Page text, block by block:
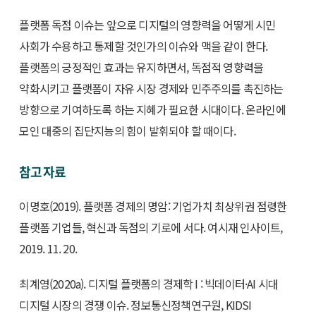
플랫폼 독점 이슈는 앞으로 디지털의 영향력을 어떻게 시민
사회가 수용하고 통제할 것인가의 이슈와 맥을 같이 한다.
플랫폼의 긍정적인 효과는 유지하면서, 독점적 영향력을
약화시키고 플랫폼이 자유 시장 경제와 민주주의를 촉진하는
방향으로 기여하도록 하는 지혜가 필요한 시대이다. 온라인에
모인 대중의 집단지능의 힘이 발휘되야 할 때이다.
참고 자료
이명호(2019). 플랫폼 경제의 명암: 기업가치 최상위권 점령한
플랫폼 기업들, 혁신과 독점의 기로에 서다. 여시재 인사이트,
2019. 11. 20.
최계영(2020a). 디지털 플랫폼의 경제학 I : 빅데이터·AI 시대
디지털 시장의 경쟁 이슈. 정보통신정책연구원, KIDSI